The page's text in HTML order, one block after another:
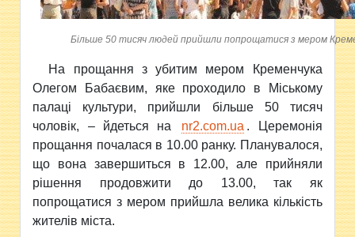
Більше 50 тисяч людей прийшли попрощатися з мером
На прощання з убитим мером
Кременчука
Олегом Бабаєвим, яке проходило в Міському
палаці культури, прийшли більше 50 тисяч
чоловік, – йдеться на
nr2.com.ua . Церемонія
прощання почалася в 10.00 ранку. Планувалося,
що вона завершиться в 12.00, але прийняли
рішення продовжити до 13.00, так як
попрощатися з мером прийшла велика кількість
жителів міста.